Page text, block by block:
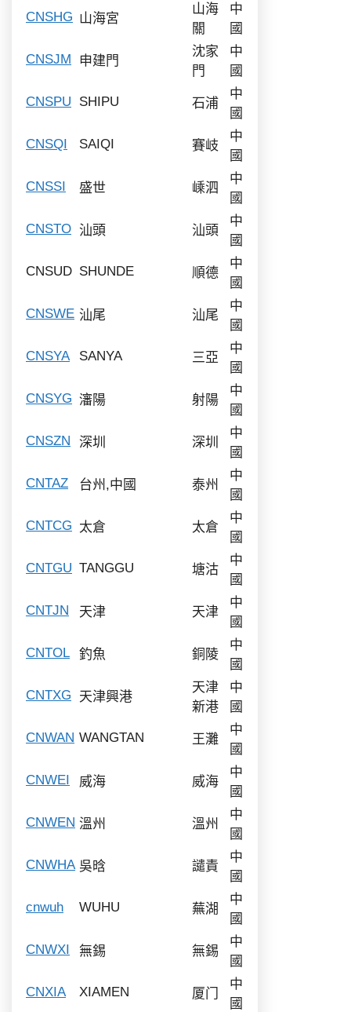
CNSHG 山海宮
山海
關
中
國
CNSJM 申建門
沈家
門
中
國
CNSPU SHIPU 石浦
中
國
CNSQI SAIQI 賽岐
中
國
CNSSI 盛世 嵊泗
中
國
CNSTO 汕頭 汕頭
中
國
CNSUD SHUNDE 順德
中
國
CNSWE 汕尾 汕尾
中
國
CNSYA SANYA 三亞
中
國
CNSYG 瀋陽 射陽
中
國
CNSZN 深圳 深圳
中
國
CNTAZ 台州,中國 泰州
中
國
CNTCG 太倉 太倉
中
國
CNTGU TANGGU 塘沽
中
國
CNTJN 天津 天津
中
國
CNTOL 釣魚 銅陵
中
國
CNTXG 天津興港
天津
新港
中
國
CNWAN WANGTAN 王灘
中
國
CNWEI 威海 威海
中
國
CNWEN 溫州 溫州
中
國
CNWHA 吳晗 譴責
中
國
cnwuh WUHU 蕪湖
中
國
CNWXI 無錫 無錫
中
國
CNXIA XIAMEN 厦门
中
國